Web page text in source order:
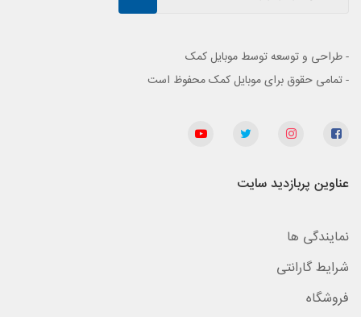
- طراحی و توسعه توسط موبایل کمک
- تمامی حقوق برای موبایل کمک محفوظ است
عناوین پربازدید سایت
نمایندگی ها
شرایط گارانتی
فروشگاه